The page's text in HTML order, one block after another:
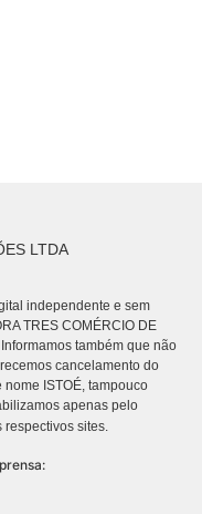
LTDA
independente e sem
TRES COMÉRCIO DE
também que não
cancelamento do
ISTOÉ, tampouco
apenas pelo
respectivos sites.